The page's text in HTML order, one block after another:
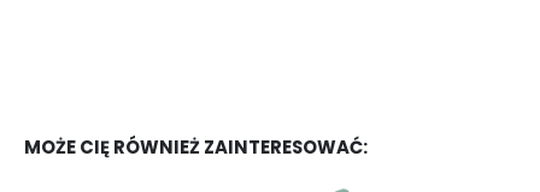
MOŻE CIĘ RÓWNIEŻ ZAINTERESOWAĆ: